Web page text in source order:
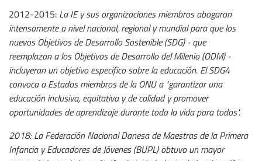
2012-2015: La IE y sus organizaciones miembros abogaron
intensamente a nivel nacional, regional y mundial para que los
nuevos Objetivos de Desarrollo Sostenible (SDG) - que
reemplazan a los Objetivos de Desarrollo del Milenio (ODM) -
incluyeran un objetivo especifico sobre la educación. El SDG4
convoca a Estados miembros de la ONU a "garantizar una
educación inclusiva, equitativa y de calidad y promover
oportunidades de aprendizaje durante toda la vida para todos".
2018: La Federación Nacional Danesa de Maestras de la Primera
Infancia y Educadores de Jóvenes (BUPL) obtuvo un mayor